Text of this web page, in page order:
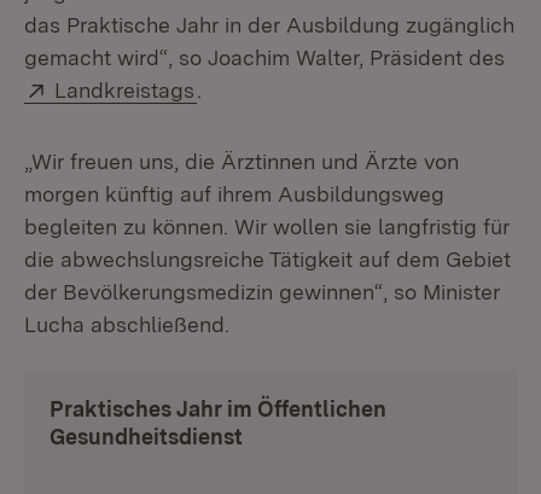
das Praktische Jahr in der Ausbildung zugänglich
gemacht wird“, so Joachim Walter, Präsident des
Extern:
Landkreistags
„Wir freuen uns, die Ärztinnen und Ärzte von
morgen künftig auf ihrem Ausbildungsweg
begleiten zu können. Wir wollen sie langfristig für
die abwechslungsreiche Tätigkeit auf dem Gebiet
der Bevölkerungsmedizin gewinnen“, so Minister
Lucha abschließend.
Praktisches Jahr im Öffentlichen
Gesundheitsdienst